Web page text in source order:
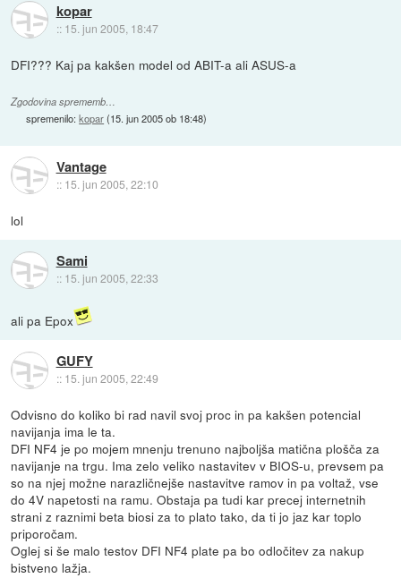
kopar
:: 15. jun 2005, 18:47
DFI??? Kaj pa kakšen model od ABIT-a ali ASUS-a
Zgodovina sprememb…
spremenilo:kopar(15. jun 2005 ob 18:48)
Vantage
:: 15. jun 2005, 22:10
lol
Sami
:: 15. jun 2005, 22:33
ali pa Epox
GUFY
:: 15. jun 2005, 22:49
Odvisno do koliko bi rad navil svoj proc in pa kakšen potencial
navijanja ima le ta.
DFI NF4 je po mojem mnenju trenuno najboljša matična plošča za
navijanje na trgu. Ima zelo veliko nastavitev v BIOS-u, prevsem pa
so na njej možne narazličnejše nastavitve ramov in pa voltaž, vse
do 4V napetosti na ramu. Obstaja pa tudi kar precej internetnih
strani z raznimi beta biosi za to plato tako, da ti jo jaz kar toplo
priporočam.
Oglej si še malo testov DFI NF4 plate pa bo odločitev za nakup
bistveno lažja.